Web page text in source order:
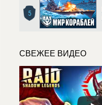
5
СВЕЖЕЕ ВИДЕО